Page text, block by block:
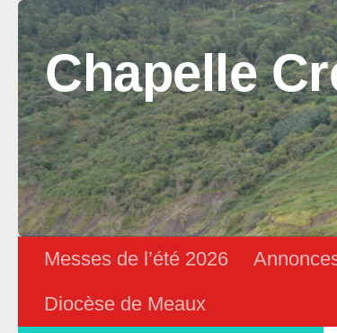
Skip to content
Chapelle
Messes de l’été 2026
Diocèse de Meaux